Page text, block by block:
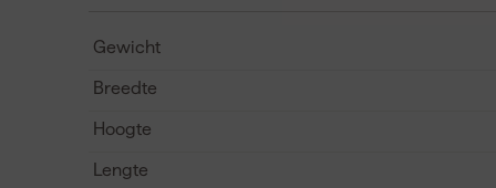
Gewicht
Breedte
Hoogte
Lengte